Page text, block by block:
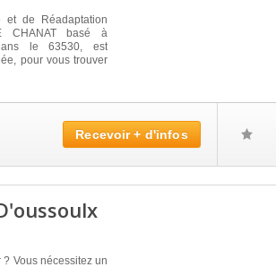
de Réadaptation
CHANAT basé à
le 63530, est
pour vous trouver
Recevoir + d'infos
Vous nécessitez un